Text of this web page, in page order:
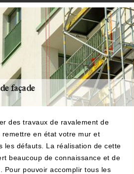
des travaux de ravalement de
remettre en état votre mur et
les défauts. La réalisation de cette
beaucoup de connaissance et de
Pour pouvoir accomplir tous les